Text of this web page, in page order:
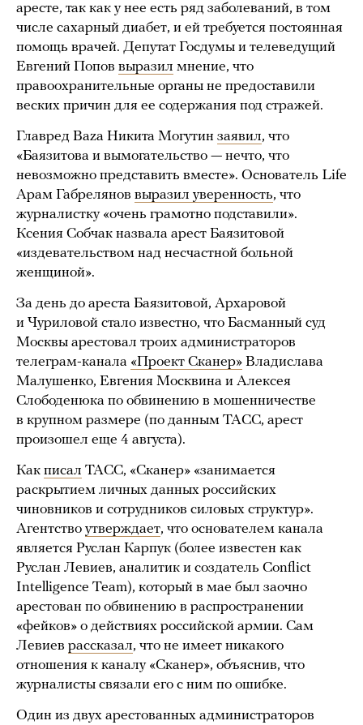
аресте, так как у нее есть ряд заболеваний, в том
числе сахарный диабет, и ей требуется постоянная
помощь врачей. Депутат Госдумы и телеведущий
Евгений Попов выразил мнение, что
правоохранительные органы не предоставили
веских причин для ее содержания под стражей.
Главред Baza Никита Могутин заявил, что
«Баязитова и вымогательство — нечто, что
невозможно представить вместе». Основатель Life
Арам Габрелянов выразил уверенность, что
журналистку «очень грамотно подставили».
Ксения Собчак назвала арест Баязитовой
«издевательством над несчастной больной
женщиной».
За день до ареста Баязитовой, Архаровой
и Чуриловой стало известно, что Басманный суд
Москвы арестовал троих администраторов
телеграм-канала «Проект Сканер» Владислава
Малушенко, Евгения Москвина и Алексея
Слободенюка по обвинению в мошенничестве
в крупном размере (по данным ТАСС, арест
произошел еще 4 августа).
Как писал ТАСС, «Сканер» «занимается
раскрытием личных данных российских
чиновников и сотрудников силовых структур».
Агентство утверждает, что основателем канала
является Руслан Карпук (более известен как
Руслан Левиев, аналитик и создатель Conflict
Intelligence Team), который в мае был заочно
арестован по обвинению в распространении
«фейков» о действиях российской армии. Сам
Левиев рассказал, что не имеет никакого
отношения к каналу «Сканер», объяснив, что
журналисты связали его с ним по ошибке.
Один из двух арестованных администраторов